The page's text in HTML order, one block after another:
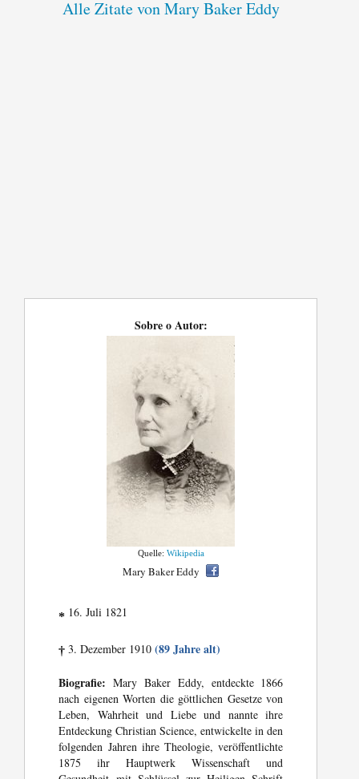
Alle Zitate von Mary Baker Eddy
Sobre o Autor:
Quelle: Wikipedia
Mary Baker Eddy
* 16. Juli 1821
† 3. Dezember 1910(89 Jahre alt)
Biografie: Mary Baker Eddy, entdeckte 1866
nach eigenen Worten die göttlichen Gesetze von
Leben, Wahrheit und Liebe und nannte ihre
Entdeckung Christian Science, entwickelte in den
folgenden Jahren ihre Theologie, veröffentlichte
1875 ihr Hauptwerk Wissenschaft und